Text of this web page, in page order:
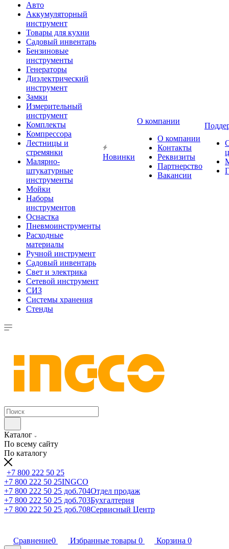
Авто
Аккумуляторный
инструмент
Товары для кухни
Садовый инвентарь
Бензиновые
инструменты
Генераторы
Диэлектрический
инструмент
Замки
Измерительный
инструмент
Комплекты
Компрессора
Лестницы и
стремянки
Малярно-
штукатурные
инструменты
Мойки
Наборы
инструментов
Оснастка
Пневмоинструменты
Расходные
материалы
Ручной инструмент
Садовый инвентарь
Свет и электрика
Сетевой инструмент
СИЗ
Системы хранения
Стенды
Новинки
О компании
О компании
Контакты
Реквизиты
Партнерство
Вакансии
Каталог
По всему сайту
По каталогу
+7 800 222 50 25
+7 800 222 50 25INGCO
+7 800 222 50 25 доб.704Отдел продаж
+7 800 222 50 25 доб.703Бухгалтерия
+7 800 222 50 25 доб.708Сервисный Центр
Сравнение0 Избранные товары 0 Корзина 0